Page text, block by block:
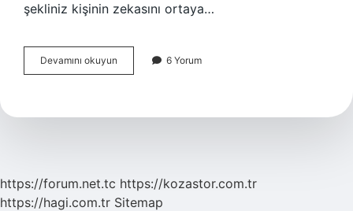
şekliniz kişinin zekasını ortaya…
Devamını okuyun
2
2
6 Yorum
https://forum.net.tc https://kozastor.com.tr
https://hagi.com.tr Sitemap